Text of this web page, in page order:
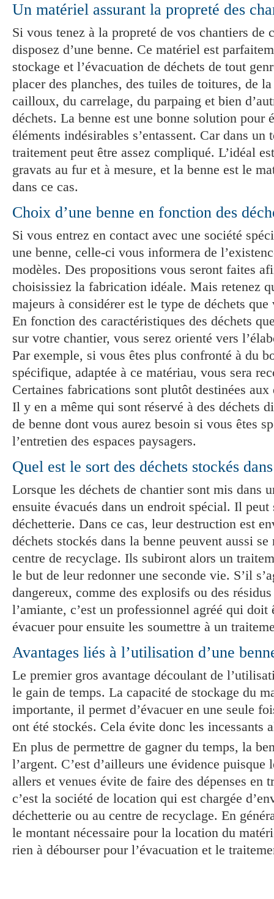
Un matériel assurant la propreté des
Si vous tenez à la propreté de vos chantiers de
disposez d’une benne. Ce matériel est
stockage et l’évacuation de déchets de tout
placer des planches, des tuiles de toitures, de
cailloux, du carrelage, du parpaing et bien
déchets. La benne est une bonne solution pour
éléments indésirables s’entassent. Car dans un
traitement peut être assez compliqué. L’idéal
gravats au fur et à mesure, et la benne est le
dans ce cas.
Choix d’une benne en fonction des
Si vous entrez en contact avec une société
une benne, celle-ci vous informera de
modèles. Des propositions vous seront faites
choisissiez la fabrication idéale. Mais retenez
majeurs à considérer est le type de déchets
En fonction des caractéristiques des déchets
sur votre chantier, vous serez orienté vers
Par exemple, si vous êtes plus confronté à du
spécifique, adaptée à ce matériau, vous sera
Certaines fabrications sont plutôt destinées
Il y en a même qui sont réservé à des déchets
de benne dont vous aurez besoin si vous êtes
l’entretien des espaces paysagers.
Quel est le sort des déchets stockés
Lorsque les déchets de chantier sont mis dans
ensuite évacués dans un endroit spécial. Il peut
déchetterie. Dans ce cas, leur destruction est
déchets stockés dans la benne peuvent aussi
centre de recyclage. Ils subiront alors un
le but de leur redonner une seconde vie. S’il
dangereux, comme des explosifs ou des
l’amiante, c’est un professionnel agréé qui doit
évacuer pour ensuite les soumettre à un
Avantages liés à l’utilisation d’une
Le premier gros avantage découlant de
le gain de temps. La capacité de stockage du
importante, il permet d’évacuer en une seule
ont été stockés. Cela évite donc les incessants
En plus de permettre de gagner du temps, la
l’argent. C’est d’ailleurs une évidence puisque
allers et venues évite de faire des dépenses en
c’est la société de location qui est chargée
déchetterie ou au centre de recyclage. En
le montant nécessaire pour la location du
rien à débourser pour l’évacuation et le